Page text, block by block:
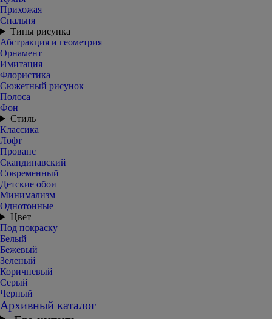
Прихожая
Спальня
Типы рисунка
Абстракция и геометрия
Орнамент
Имитация
Флористика
Сюжетный рисунок
Полоса
Фон
Стиль
Классика
Лофт
Прованс
Скандинавский
Современный
Детские обои
Минимализм
Однотонные
Цвет
Под покраску
Белый
Бежевый
Зеленый
Коричневый
Серый
Черный
Архивный каталог